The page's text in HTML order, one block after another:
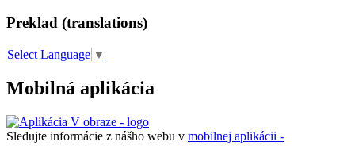
Preklad (translations)
Select Language ▼
Mobilná aplikácia
Sledujte informácie z nášho webu v mobilnej aplikácii -